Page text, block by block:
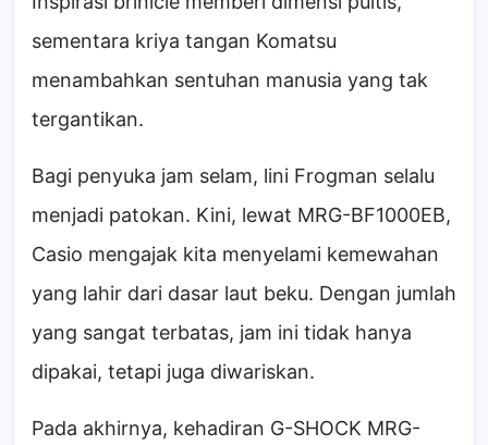
sementara kriya tangan Komatsu
menambahkan sentuhan manusia yang tak
tergantikan.
Bagi penyuka jam selam, lini Frogman selalu
menjadi patokan. Kini, lewat MRG-BF1000EB,
Casio mengajak kita menyelami kemewahan
yang lahir dari dasar laut beku. Dengan jumlah
yang sangat terbatas, jam ini tidak hanya
dipakai, tetapi juga diwariskan.
Pada akhirnya, kehadiran G-SHOCK MRG-